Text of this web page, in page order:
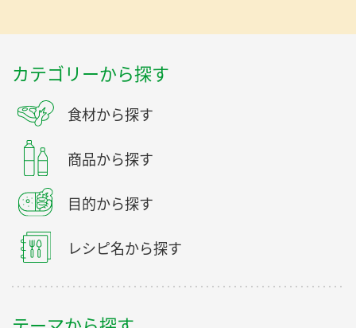
カテゴリーから探す
食材から探す
商品から探す
目的から探す
レシピ名から探す